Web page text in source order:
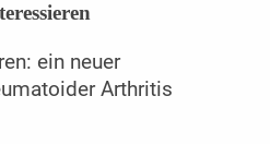
ein neuer
Arthritis